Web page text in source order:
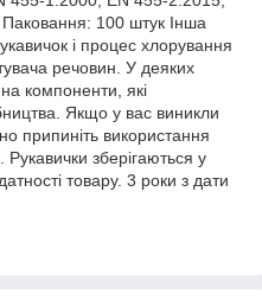
100 штук Інша
і процес хлорування
речовин. У деяких
компоненти, які
Якщо у вас виникли
припиніть використання
Рукавички зберігаються у
товару. 3 роки з дати